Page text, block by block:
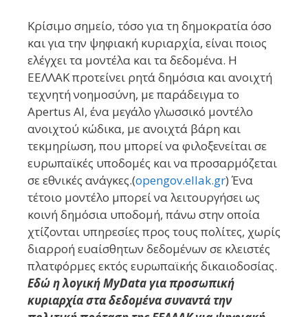
Κρίσιμο σημείο, τόσο για τη δημοκρατία όσο
και για την ψηφιακή κυριαρχία, είναι ποιος
ελέγχει τα μοντέλα και τα δεδομένα. Η
ΕΕΛΛΑΚ προτείνει ρητά δημόσια και ανοιχτή
τεχνητή νοημοσύνη, με παράδειγμα το
Apertus AI, ένα μεγάλο γλωσσικό μοντέλο
ανοιχτού κώδικα, με ανοιχτά βάρη και
τεκμηρίωση, που μπορεί να φιλοξενείται σε
ευρωπαϊκές υποδομές και να προσαρμόζεται
σε εθνικές ανάγκες.(opengov.ellak.gr) Ένα
τέτοιο μοντέλο μπορεί να λειτουργήσει ως
κοινή δημόσια υποδομή, πάνω στην οποία
χτίζονται υπηρεσίες προς τους πολίτες, χωρίς
διαρροή ευαίσθητων δεδομένων σε κλειστές
πλατφόρμες εκτός ευρωπαϊκής δικαιοδοσίας.
Εδώ η λογική MyData για προσωπική
κυριαρχία στα δεδομένα συναντά την